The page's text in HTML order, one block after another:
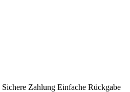
Sichere Zahlung Einfache Rückgabe